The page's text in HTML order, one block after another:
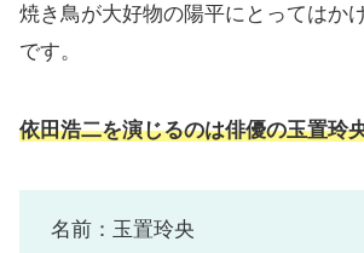
焼き鳥が大好物の陽平にとってはか
です。
依田浩二を演じるのは俳優の玉置玲
名前：玉置玲央